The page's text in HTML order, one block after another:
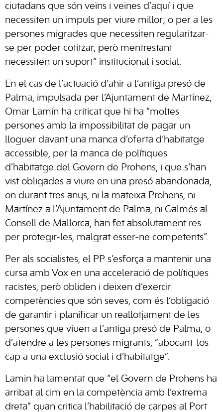
ciutadans que són veïns i veïnes d’aquí i que
necessiten un impuls per viure millor; o per a les
persones migrades que necessiten regularitzar-
se per poder cotitzar, però mentrestant
necessiten un suport” institucional i social.
En el cas de l’actuació d’ahir a l’antiga presó de
Palma, impulsada per l’Ajuntament de Martínez,
Omar Lamín ha criticat que hi ha “moltes
persones amb la impossibilitat de pagar un
lloguer davant una manca d’oferta d’habitatge
accessible, per la manca de polítiques
d’habitatge del Govern de Prohens, i que s’han
vist obligades a viure en una presó abandonada,
on durant tres anys, ni la mateixa Prohens, ni
Martínez a l’Ajuntament de Palma, ni Galmés al
Consell de Mallorca, han fet absolutament res
per protegir-les, malgrat esser-ne competents”.
Per als socialistes, el PP s’esforça a mantenir una
cursa amb Vox en una acceleració de polítiques
racistes, però obliden i deixen d’exercir
competències que són seves, com és l’obligació
de garantir i planificar un reallotjament de les
persones que viuen a l’antiga presó de Palma, o
d’atendre a les persones migrants, “abocant-los
cap a una exclusió social i d’habitatge”.
Lamin ha lamentat que “el Govern de Prohens ha
arribat al cim en la competència amb l’extrema
dreta” quan critica l’habilitació de carpes al Port